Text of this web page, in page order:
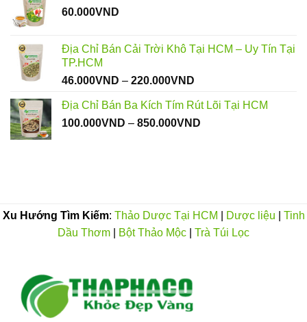
60.000VND
Địa Chỉ Bán Cải Trời Khô Tại HCM – Uy Tín Tại
TP.HCM
46.000VND – 220.000VND
từ
46.000VND
Địa Chỉ Bán Ba Kích Tím Rút Lõi Tại HCM
100.000VND – 850.000VND
Xu Hướng Tìm Kiếm: Thảo Dược Tại HCM Dược liệu
Tinh
Dầu Thơm
Bột Thảo Mộc Trà Túi Lọc